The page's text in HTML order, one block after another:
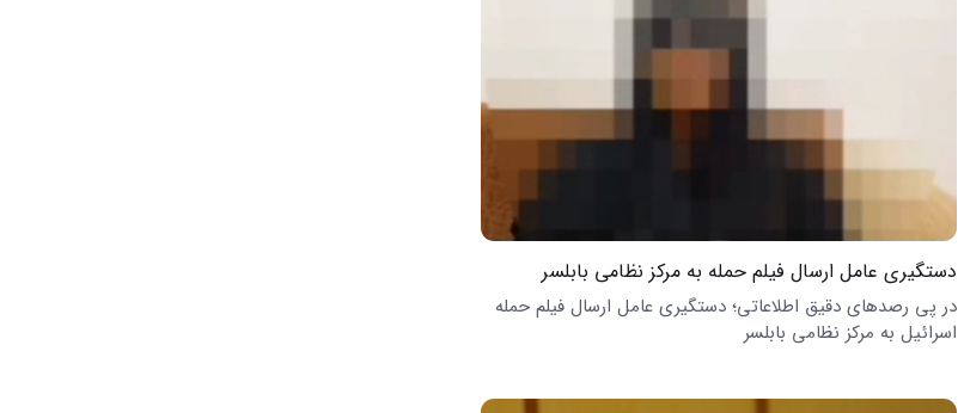
دستگیری عامل ارسال فیلم حمله به مرکز نظامی بابلسر
در پی رصدهای دقیق اطلاعاتی؛ دستگیری عامل ارسال فیلم حمله
اسرائیل به مرکز نظامی بابلسر